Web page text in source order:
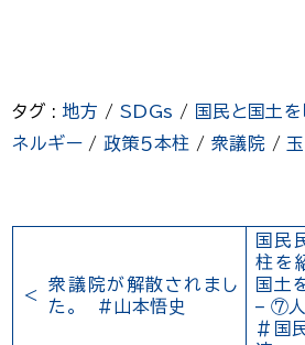
タグ : 地方 / SDGs / 国民と国土を
ネルギー/ 政策５本柱 / 衆議院 /
衆議院が解散されまし
た。 #山本悟史
国民
柱を
国土
– ⑦人
＃国